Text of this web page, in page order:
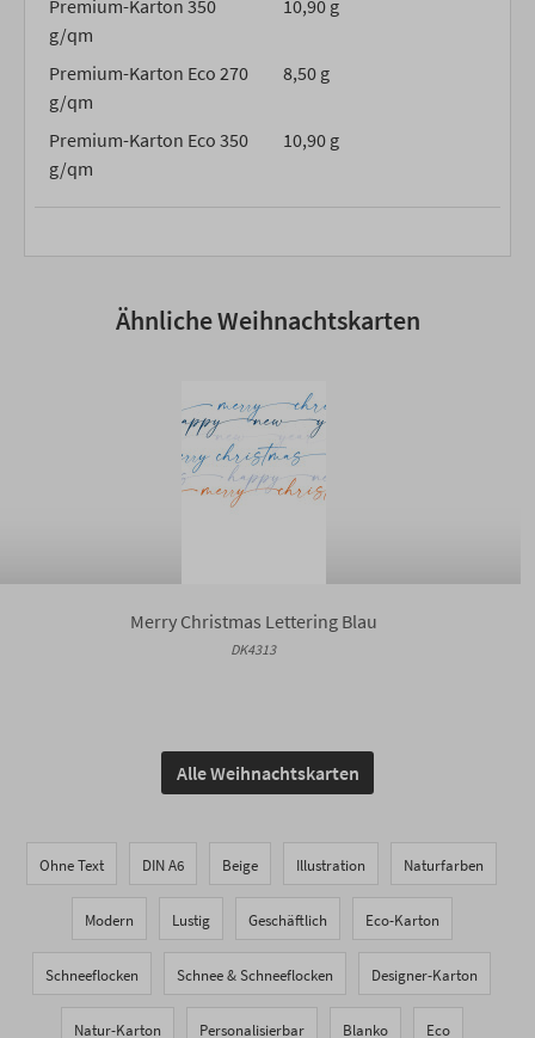
Premium-Karton 350
g/qm
10,90 g
Premium-Karton Eco 270
g/qm
8,50 g
Premium-Karton Eco 350
g/qm
10,90 g
Ähnliche Weihnachtskarten
Merry Christmas Lettering Blau
DK4313
Alle Weihnachtskarten
Ohne Text DIN A6 Beige Illustration Naturfarben
Modern Lustig Geschäftlich Eco-Karton
Schneeflocken Schnee & Schneeflocken Designer-Karton
Natur-Karton Personalisierbar Blanko Eco